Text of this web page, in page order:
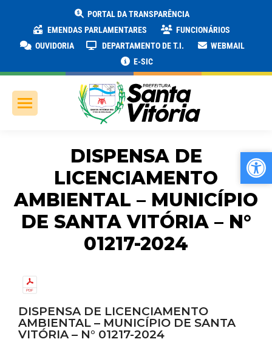
PORTAL DA TRANSPARÊNCIA
EMENDAS PARLAMENTARES
FUNCIONÁRIOS
OUVIDORIA
DEPARTAMENTO DE T.I.
WEBMAIL
E-SIC
DISPENSA DE
LICENCIAMENTO
AMBIENTAL – MUNICÍPIO
DE SANTA VITÓRIA – N°
01217-2024
DISPENSA DE LICENCIAMENTO
AMBIENTAL – MUNICÍPIO DE SANTA
VITÓRIA – N° 01217-2024